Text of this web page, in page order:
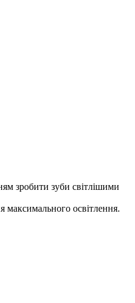
зробити зуби світлішими
максимального освітлення.